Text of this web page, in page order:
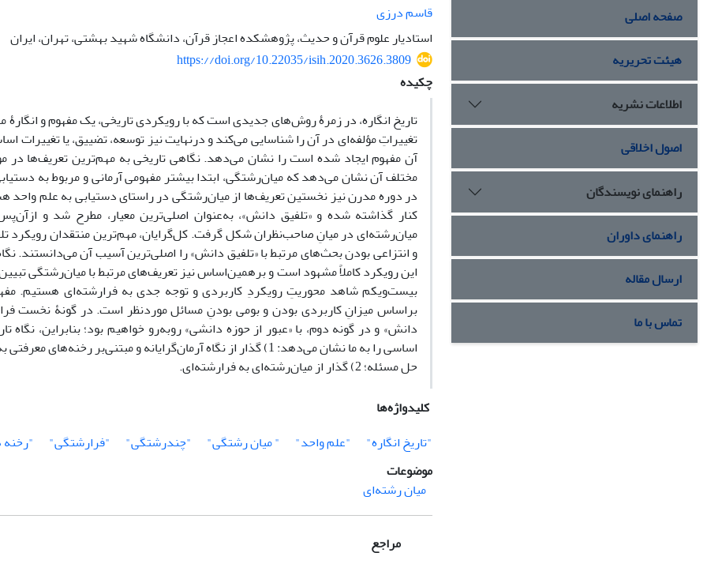
قاسم درزی
استادیار علوم قرآن و حدیث، پژوهشکده اعجاز قرآن، دانشگاه شهید بهشتی، تهران، ایران
https://doi.org/10.22035/isih.2020.3626.3809
چکیده
تاریخ انگاره، در زمرۀ روش‌های جدیدی است که با رویکردی تاریخی، یک مفهوم و
تغییراتِ مؤلفه‌ای در آن را شناسایی می‌کند و درنهایت نیز توسعه، تضییق، یا تغییرات
آن مفهوم ایجاد شده است را نشان می‌دهد. نگاهی تاریخی به مهم‌ترین تعریف‌ها در
مختلف آن نشان می‌دهد که میان‌‌رشتگی، ابتدا بیشتر مفهومی آرمانی و مربوط به
در دوره مدرن نیز نخستین تعریف‌ها از میان‌رشتگی در راستای دستیابی به علم واحد
کنار گذاشته شده و «تلفیق دانش»، به‌عنوان اصلی‌ترین معیار، مطرح ‌شد و
میان‌رشته‌ای در میانِ صاحب‌نظران شکل گرفت. کل‌گرایان، مهم‌ترین منتقدان رویکرد
و انتزاعی بودن بحث‌های مرتبط با «تلفیق دانش» را اصلی‌ترین آسیب آن می‌دانستند.
این رویکرد کاملاً مشهود است و برهمین‌اساس نیز تعریف‌های مرتبط با میان‌رشتگی
بیست‌و‌یکم شاهد محوریتِ رویکردِ کاربردی و توجه جدی به فرارشته‌ای هستیم.
براساس میزانِ کاربردی بودن و بومی بودنِ مسائل موردنظر است. در گونۀ نخست
دانش» و در گونه دوم، با «عبور از حوزه دانشی» روبه‌رو خواهیم بود؛ بنابراین، نگاه
اساسی را به ما نشان می‌دهد: 1) گذار از نگاه آرمان‌گرایانه و مبتنی‌بر
حل مسئله؛ 2) گذار از میان‌رشته‌‌ای به فرارشته‌ای.
کلیدواژه‌ها
"تاریخ انگاره"
"علم واحد" " میان رشتگی" "چندرشتگی" "فرارشتگی"
موضوعات
میان رشته‌ای
مراجع
صفحه اصلی
هیئت تحریریه
اطلاعات نشریه
اصول اخلاقی
راهنمای نویسندگان
راهنمای داوران
ارسال مقاله
تماس با ما